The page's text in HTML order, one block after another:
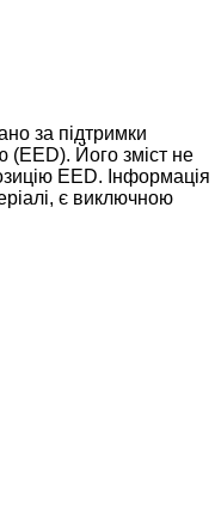
за підтримки
(EED). Його зміст не
EED. Інформація
є виключною